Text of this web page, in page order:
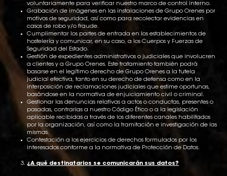
voluntariamente para verificar nuestro marco de control interno.
Grabación de imágenes en las instalaciones de Grupo Orenes por
motivos de seguridad, así como para recolectar evidencias en
casos de robo y/o fraude.
Cumplimentar los partes de entrada en los establecimientos de
hostelería y comunicar, en su caso, a los Cuerpos y Fuerzas de
Seguridad del Estado.
Gestión de expedientes administrativos o judiciales que involucren
a clientes y a Grupo Orenes. Este tratamiento también podrá
basarse en el legítimo derecho de Grupo Orenes a la tutela
judicial efectiva, tanto en su derecho de defensa como en la
interposición de reclamaciones judiciales que estime oportunas,
basándose en la normativa de enjuiciamiento civil o criminal.
Gestionar las denuncias relativas a actos o conductas, presentes o
pasadas, contrarias a nuestro Código Ético o a la legislación
aplicable recibidas a través de los diferentes canales habilitados
por la organización, así como la tramitación e investigación de las
mismas.
Contestación a los ejercicios de derechos formulados por los
interesados conforme a la normativa de Protección de Datos.
¿A qué destinatarios se comunicarán sus datos?